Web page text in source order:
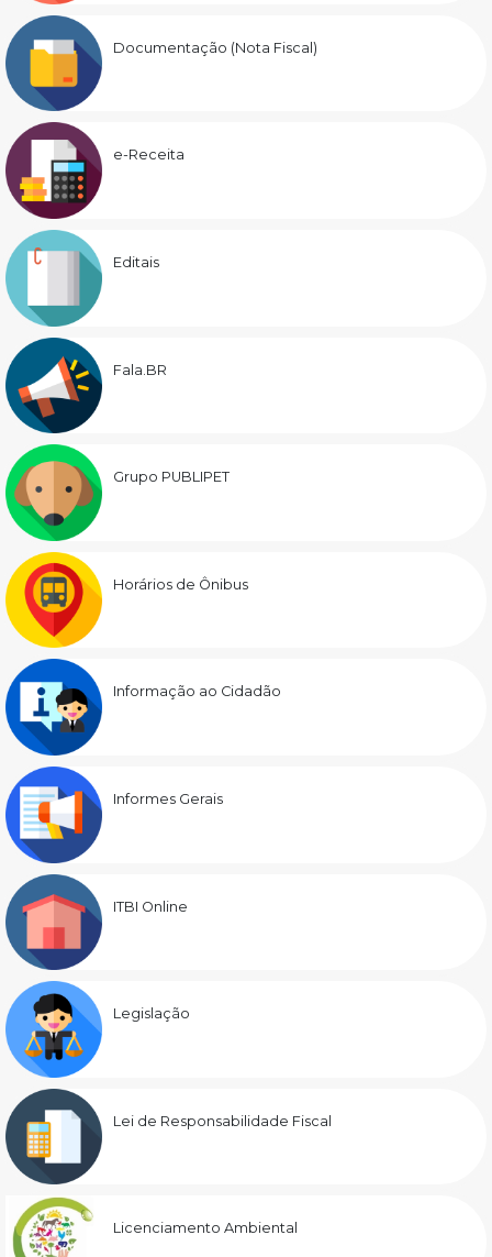
Documentação (Nota Fiscal)
e-Receita
Editais
Fala.BR
Grupo PUBLIPET
Horários de Ônibus
Informação ao Cidadão
Informes Gerais
ITBI Online
Legislação
Lei de Responsabilidade Fiscal
Licenciamento Ambiental